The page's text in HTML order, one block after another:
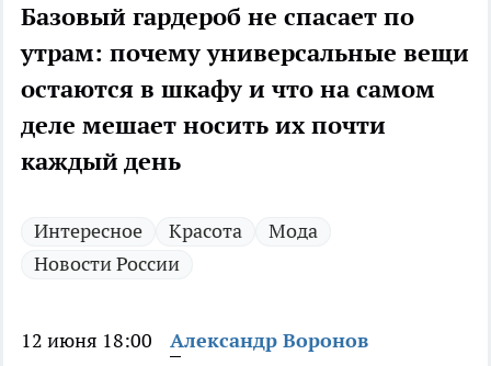
Базовый гардероб не спасает по
утрам: почему универсальные вещи
остаются в шкафу и что на самом
деле мешает носить их почти
каждый день
Интересное Красота
Мода
Новости России
12 июня 18:00 Александр Воронов